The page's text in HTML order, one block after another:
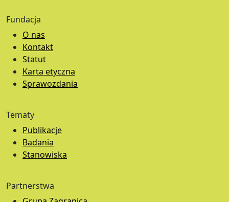
Fundacja
O nas
Kontakt
Statut
Karta etyczna
Sprawozdania
Tematy
Publikacje
Badania
Stanowiska
Partnerstwa